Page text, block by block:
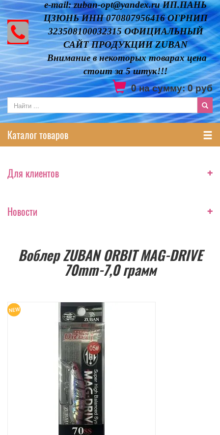
e-mail: zuban-opt@yandex.ru ИП.ПАНЬ
ЦЗЮНЬ ИНН 070807956416 ОГРНИП
323508100032315 ОФИЦИАЛЬНЫЙ
САЙТ ПРОДУКЦИИ ZUBAN
Внимание в некоторых товарах цена
стоит за 5 штук!!!
0на сумму:0руб
Каталог товаров
Для клиентов +
Новости +
Воблер ZUBAN ORBIT MAG-DRIVE
70mm-7,0 грамм